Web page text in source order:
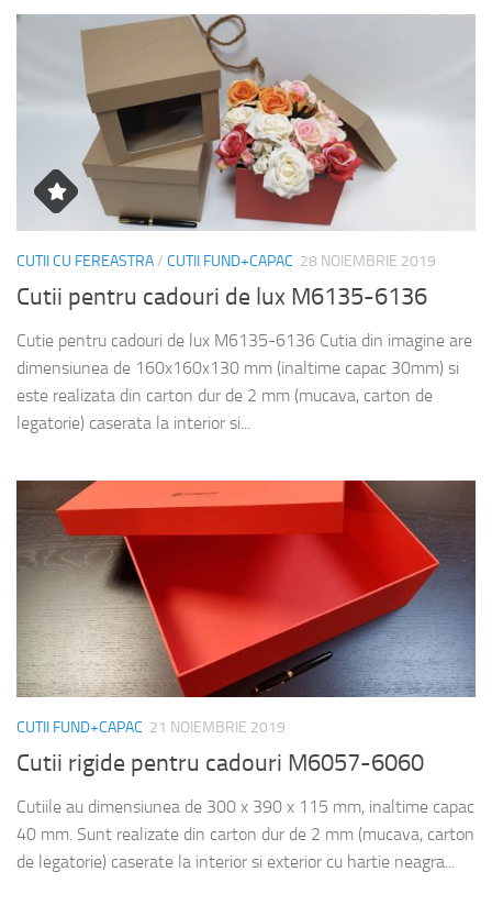
CUTII CU FEREASTRA/ CUTII FUND+CAPAC 28 NOIEMBRIE 2019
Cutii pentru cadouri de lux M6135-6136
Cutie pentru cadouri de lux M6135-6136 Cutia din imagine are
dimensiunea de 160x160x130 mm (inaltime capac 30mm) si
este realizata din carton dur de 2 mm (mucava, carton de
legatorie) caserata la interior si...
CUTII FUND+CAPAC 21 NOIEMBRIE 2019
Cutii rigide pentru cadouri M6057-6060
Cutiile au dimensiunea de 300 x 390 x 115 mm, inaltime capac
40 mm. Sunt realizate din carton dur de 2 mm (mucava, carton
de legatorie) caserate la interior si exterior cu hartie neagra...